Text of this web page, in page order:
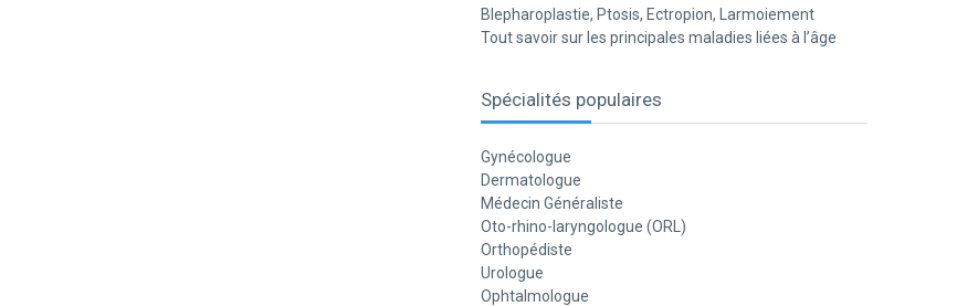
Blepharoplastie, Ptosis, Ectropion, Larmoiement
Tout savoir sur les principales maladies liées à l’âge
Spécialités populaires
Gynécologue
Dermatologue
Médecin Généraliste
Oto-rhino-laryngologue (ORL)
Orthopédiste
Urologue
Ophtalmologue